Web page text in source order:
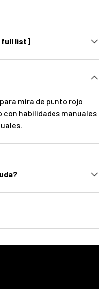
list]
mira de punto rojo
con habilidades manuales